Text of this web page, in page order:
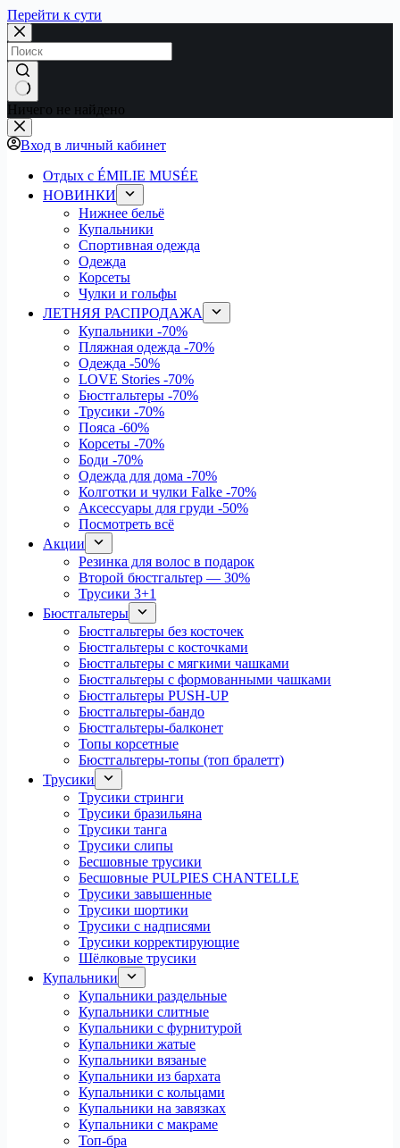
Перейти к сути
Ничего не найдено
Вход в личный кабинет
Отдых с ÉMILIE MUSÉE
НОВИНКИ
Нижнее бельё
Купальники
Спортивная одежда
Одежда
Корсеты
Чулки и гольфы
ЛЕТНЯЯ РАСПРОДАЖА
Купальники -70%
Пляжная одежда -70%
Одежда -50%
LOVE Stories -70%
Бюстгальтеры -70%
Трусики -70%
Пояса -60%
Корсеты -70%
Боди -70%
Одежда для дома -70%
Колготки и чулки Falke -70%
Аксессуары для груди -50%
Посмотреть всё
Акции
Резинка для волос в подарок
Второй бюстгальтер — 30%
Трусики 3+1
Бюстгальтеры
Бюстгальтеры без косточек
Бюстгальтеры с косточками
Бюстгальтеры с мягкими чашками
Бюстгальтеры с формованными чашками
Бюстгальтеры PUSH-UP
Бюстгальтеры-бандо
Бюстгальтеры-балконет
Топы корсетные
Бюстгальтеры-топы (топ бралетт)
Трусики
Трусики стринги
Трусики бразильяна
Трусики танга
Трусики слипы
Бесшовные трусики
Бесшовные PULPIES CHANTELLE
Трусики завышенные
Трусики шортики
Трусики с надписями
Трусики корректирующие
Шёлковые трусики
Купальники
Купальники раздельные
Купальники слитные
Купальники с фурнитурой
Купальники жатые
Купальники вязаные
Купальники из бархата
Купальники с кольцами
Купальники на завязках
Купальники с макраме
Топ-бра